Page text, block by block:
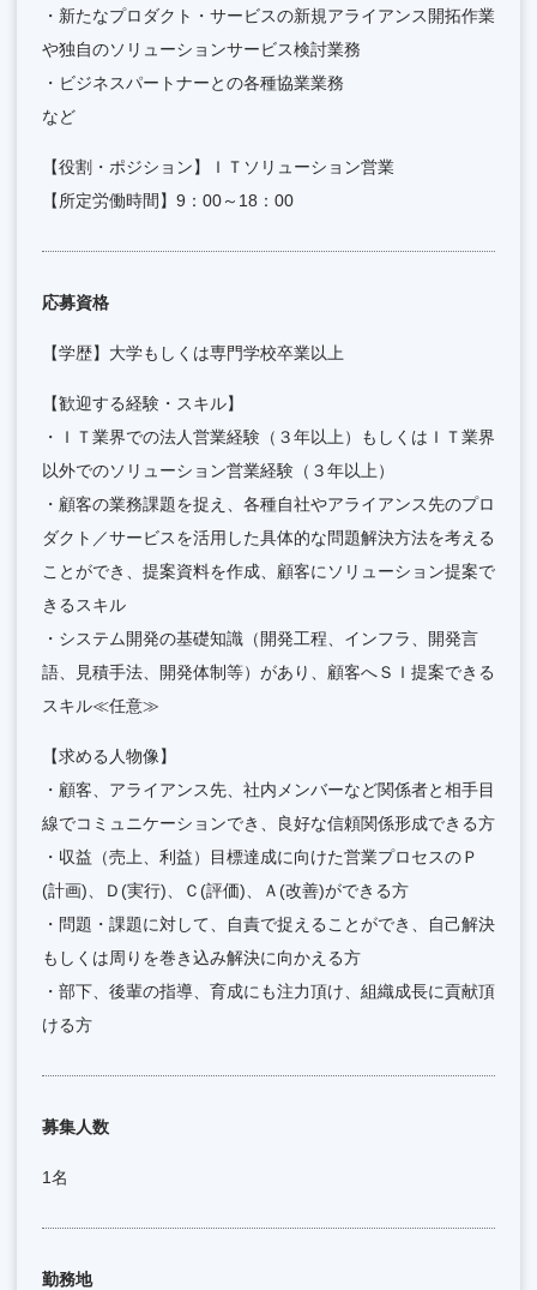
・新たなプロダクト・サービスの新規アライアンス開拓作業
や独自のソリューションサービス検討業務
・ビジネスパートナーとの各種協業業務
など
【役割・ポジション】ＩＴソリューション営業
【所定労働時間】9：00～18：00
応募資格
【学歴】大学もしくは専門学校卒業以上
【歓迎する経験・スキル】
・ＩＴ業界での法人営業経験（３年以上）もしくはＩＴ業界
以外でのソリューション営業経験（３年以上）
・顧客の業務課題を捉え、各種自社やアライアンス先のプロ
ダクト／サービスを活用した具体的な問題解決方法を考える
ことができ、提案資料を作成、顧客にソリューション提案で
きるスキル
・システム開発の基礎知識（開発工程、インフラ、開発言
語、見積手法、開発体制等）があり、顧客へＳＩ提案できる
スキル≪任意≫
【求める人物像】
・顧客、アライアンス先、社内メンバーなど関係者と相手目
線でコミュニケーションでき、良好な信頼関係形成できる方
・収益（売上、利益）目標達成に向けた営業プロセスのＰ
(計画)、Ｄ(実行)、Ｃ(評価)、Ａ(改善)ができる方
・問題・課題に対して、自責で捉えることができ、自己解決
もしくは周りを巻き込み解決に向かえる方
・部下、後輩の指導、育成にも注力頂け、組織成長に貢献頂
ける方
募集人数
1名
勤務地